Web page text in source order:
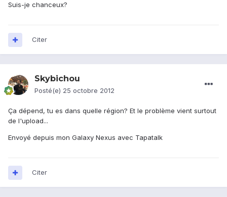
Suis-je chanceux?
Citer
Skybichou
Posté(e) 25 octobre 2012
Ça dépend, tu es dans quelle région? Et le problème vient surtout
de l'upload...
Envoyé depuis mon Galaxy Nexus avec Tapatalk
Citer